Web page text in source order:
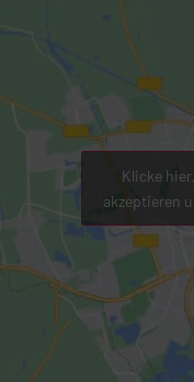
Klicke
akzeptieren